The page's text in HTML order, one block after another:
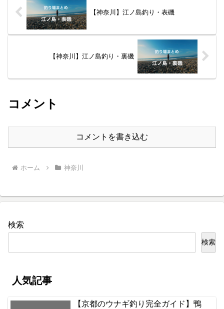
【神奈川】江ノ島釣り・表磯
【神奈川】江ノ島釣り・裏磯
コメント
コメントを書き込む
ホーム 神奈川
検索
検索
人気記事
【京都のウナギ釣り完全ガイド】鴨